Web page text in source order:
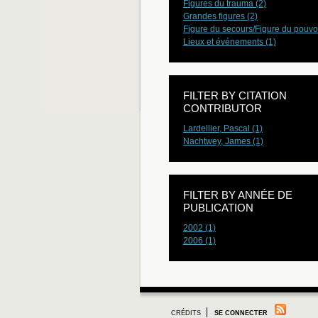
Figures du trauma (2)
Grandes figures (2)
Figure du secours/Figure du
Lieux et événements (1)
FILTER BY CITATION
CONTRIBUTOR
Lardellier, Pascal (1)
Nachtwey, James (1)
FILTER BY ANNÉE DE
PUBLICATION
2002 (1)
2006 (1)
CRÉDITS SE CONNECTER